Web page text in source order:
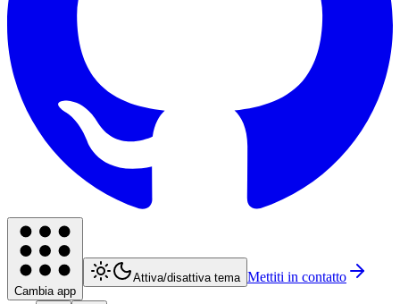
Cambia app
Attiva/disattiva tema Mettiti in contatto